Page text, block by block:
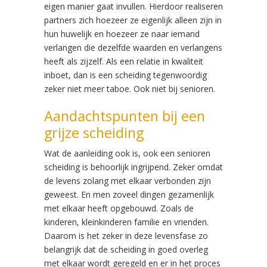
eigen manier gaat invullen. Hierdoor realiseren
partners zich hoezeer ze eigenlijk alleen zijn in
hun huwelijk en hoezeer ze naar iemand
verlangen die dezelfde waarden en verlangens
heeft als zijzelf. Als een relatie in kwaliteit
inboet, dan is een scheiding tegenwoordig
zeker niet meer taboe. Ook niet bij senioren.
Aandachtspunten bij een
grijze scheiding
Wat de aanleiding ook is, ook een senioren
scheiding is behoorlijk ingrijpend. Zeker omdat
de levens zolang met elkaar verbonden zijn
geweest. En men zoveel dingen gezamenlijk
met elkaar heeft opgebouwd. Zoals de
kinderen, kleinkinderen familie en vrienden.
Daarom is het zeker in deze levensfase zo
belangrijk dat de scheiding in goed overleg
met elkaar wordt geregeld en er in het proces